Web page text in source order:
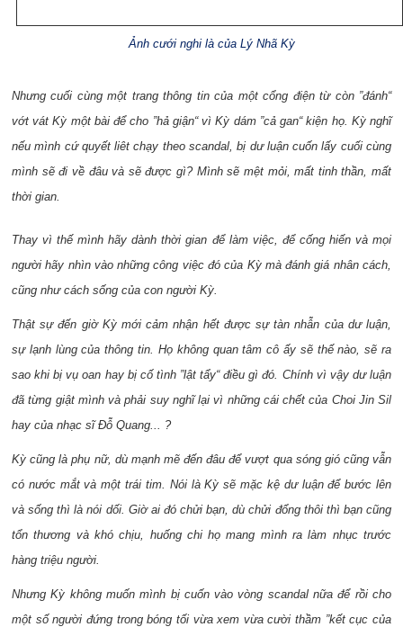
Ảnh cưới nghi là của Lý Nhã Kỳ
Nhưng cuối cùng một trang thông tin của một cổng điện từ còn ”đánh“
vớt vát Kỳ một bài để cho ”hả giận“ vì Kỳ dám ”cả gan“ kiện họ. Kỳ nghĩ
nếu mình cứ quyết liêt chạy theo scandal, bị dư luận cuốn lấy cuối cùng
mình sẽ đi về đâu và sẽ được gì? Mình sẽ mệt mỏi, mất tinh thần, mất
thời gian.
Thay vì thế mình hãy dành thời gian để làm việc, để cống hiến và mọi
người hãy nhìn vào những công việc đó của Kỳ mà đánh giá nhân cách,
cũng như cách sống của con người Kỳ.
Thật sự đến giờ Kỳ mới cảm nhận hết được sự tàn nhẫn của dư luận,
sự lạnh lùng của thông tin. Họ không quan tâm cô ấy sẽ thế nào, sẽ ra
sao khi bị vụ oan hay bị cố tình ”lật tẩy“ điều gì đó. Chính vì vậy dư luận
đã từng giật mình và phải suy nghĩ lại vì những cái chết của Choi Jin Sil
hay của nhạc sĩ Đỗ Quang... ?
Kỳ cũng là phụ nữ, dù mạnh mẽ đến đâu để vượt qua sóng gió cũng vẫn
có nước mắt và một trái tim. Nói là Kỳ sẽ mặc kệ dư luận để bước lên
và sống thì là nói dối. Giờ ai đó chửi bạn, dù chửi đổng thôi thì bạn cũng
tổn thương và khó chịu, huống chi họ mang mình ra làm nhục trước
hàng triệu người.
Nhưng Kỳ không muốn mình bị cuốn vào vòng scandal nữa để rồi cho
một số người đứng trong bóng tối vừa xem vừa cười thầm ”kết cục của